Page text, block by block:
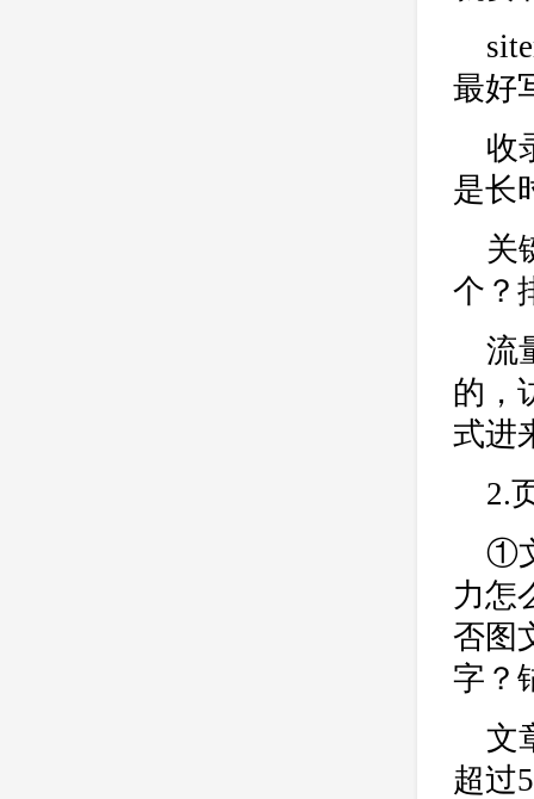
最好
收
是长
关
个？
流
的，
式进
2.
①
力怎
否图
字？
文
超过